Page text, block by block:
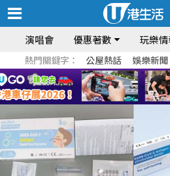
演唱會 優惠著數 玩樂
熱門關鍵字： 公屋熱話 娛樂新聞